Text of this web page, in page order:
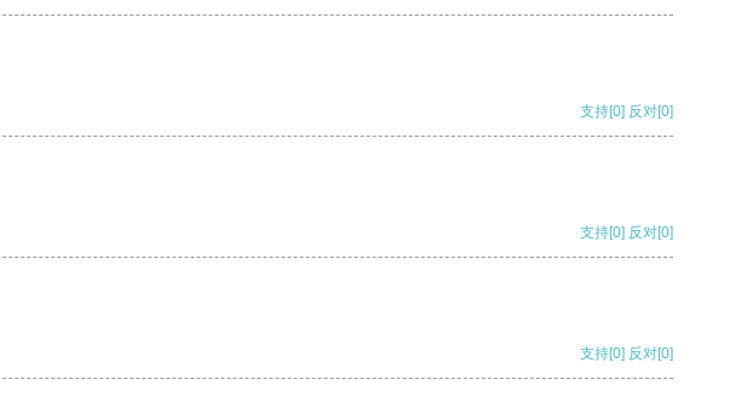
支持[0] 反对[0]
支持[0] 反对[0]
支持[0] 反对[0]